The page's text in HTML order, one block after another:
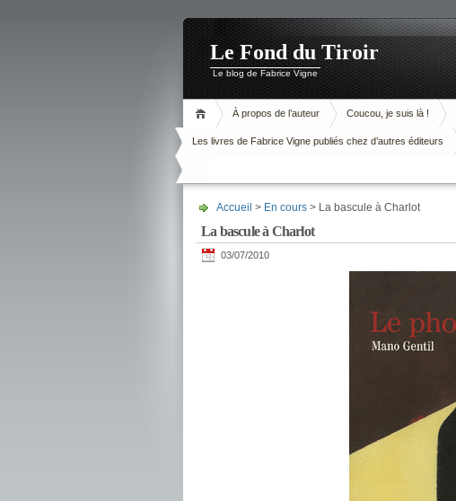
Le Fond du Tiroir
Le blog de Fabrice Vigne
À propos de l’auteur Coucou, je suis là !
Les livres de Fabrice Vigne publiés chez d’autres éditeurs
Accueil > En cours > La bascule à Charlot
La bascule à Charlot
03/07/2010